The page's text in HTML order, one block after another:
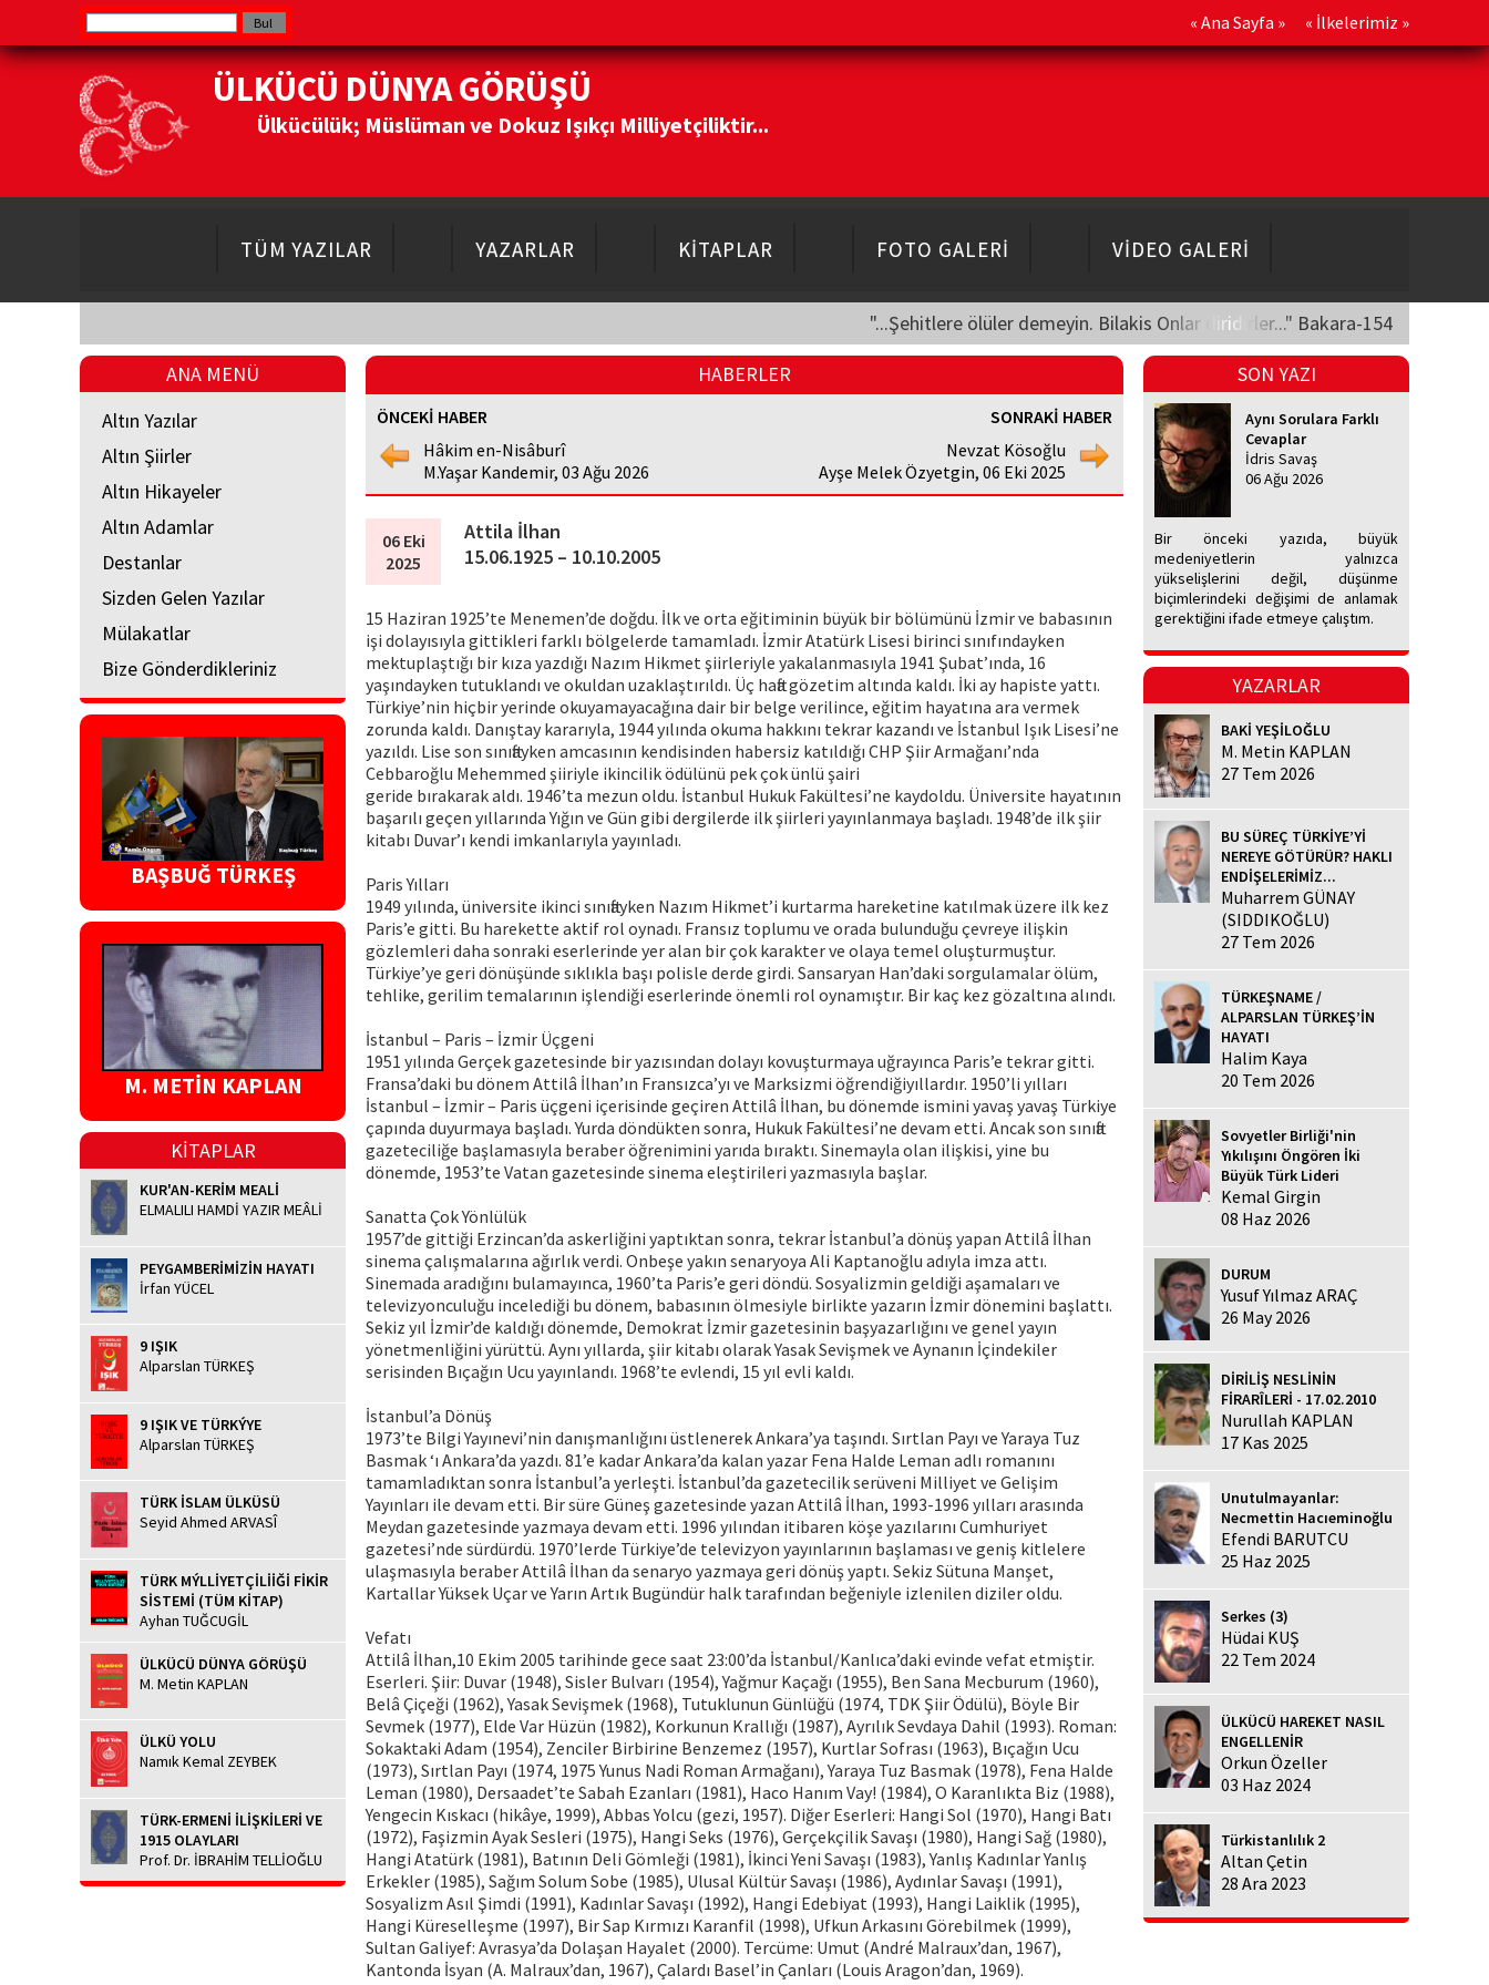
« Ana Sayfa » « İlkelerimiz »
ÜLKÜCÜ DÜNYA GÖRÜŞÜ
Ülkücülük; Müslüman ve Dokuz Işıkçı Milliyetçiliktir...
TÜM YAZILAR YAZARLAR KİTAPLAR FOTO GALERİ VİDEO GALERİ
"...Şehitlere ölüler demeyin. Bilakis Onlar diridirler..." Bakara-154
ANA MENÜ
Altın Yazılar
Altın Şiirler
Altın Hikayeler
Altın Adamlar
Destanlar
Sizden Gelen Yazılar
Mülakatlar
Bize Gönderdikleriniz
BAŞBUĞ TÜRKEŞ
M. METİN KAPLAN
KİTAPLAR
KUR'AN-KERİM MEALİ
ELMALILI HAMDİ YAZIR MEÂLİ
PEYGAMBERİMİZİN HAYATI
İrfan YÜCEL
9 IŞIK
Alparslan TÜRKEŞ
9 IŞIK VE TÜRKÝYE
Alparslan TÜRKEŞ
TÜRK İSLAM ÜLKÜSÜ
Seyid Ahmed ARVASÎ
TÜRK MÝLLİYETÇİLİİĞİ FİKİR
SİSTEMİ (TÜM KİTAP)
Ayhan TUĞCUGİL
ÜLKÜCÜ DÜNYA GÖRÜŞÜ
M. Metin KAPLAN
ÜLKÜ YOLU
Namık Kemal ZEYBEK
TÜRK-ERMENİ İLİŞKİLERİ VE
1915 OLAYLARI
Prof. Dr. İBRAHİM TELLİOĞLU
HABERLER
ÖNCEKİ HABER
Hâkim en-Nisâburî
M.Yaşar Kandemir, 03 Ağu 2026
SONRAKİ HABER
Nevzat Kösoğlu
Ayşe Melek Özyetgin, 06 Eki 2025
06 Eki
2025
Attila İlhan
15.06.1925 – 10.10.2005
15 Haziran 1925’te Menemen’de doğdu. İlk ve orta eğitiminin büyük bir bölümünü İzmir ve babasının
işi dolayısıyla gittikleri farklı bölgelerde tamamladı. İzmir Atatürk Lisesi birinci sınıfındayken
mektuplaştığı bir kıza yazdığı Nazım Hikmet şiirleriyle yakalanmasıyla 1941 Şubat’ında, 16
yaşındayken tutuklandı ve okuldan uzaklaştırıldı. Üç hafta gözetim altında kaldı. İki ay hapiste yattı.
Türkiye’nin hiçbir yerinde okuyamayacağına dair bir belge verilince, eğitim hayatına ara vermek
zorunda kaldı. Danıştay kararıyla, 1944 yılında okuma hakkını tekrar kazandı ve İstanbul Işık Lisesi’ne
yazıldı. Lise son sınıftayken amcasının kendisinden habersiz katıldığı CHP Şiir Armağanı’nda
Cebbaroğlu Mehemmed şiiriyle ikincilik ödülünü pek çok ünlü şairi
geride bırakarak aldı. 1946’ta mezun oldu. İstanbul Hukuk Fakültesi’ne kaydoldu. Üniversite hayatının
başarılı geçen yıllarında Yığın ve Gün gibi dergilerde ilk şiirleri yayınlanmaya başladı. 1948’de ilk şiir
kitabı Duvar’ı kendi imkanlarıyla yayınladı.
Paris Yılları
1949 yılında, üniversite ikinci sınıftayken Nazım Hikmet’i kurtarma hareketine katılmak üzere ilk kez
Paris’e gitti. Bu harekette aktif rol oynadı. Fransız toplumu ve orada bulunduğu çevreye ilişkin
gözlemleri daha sonraki eserlerinde yer alan bir çok karakter ve olaya temel oluşturmuştur.
Türkiye’ye geri dönüşünde sıklıkla başı polisle derde girdi. Sansaryan Han’daki sorgulamalar ölüm,
tehlike, gerilim temalarının işlendiği eserlerinde önemli rol oynamıştır. Bir kaç kez gözaltına alındı.
İstanbul – Paris – İzmir Üçgeni
1951 yılında Gerçek gazetesinde bir yazısından dolayı kovuşturmaya uğrayınca Paris’e tekrar gitti.
Fransa’daki bu dönem Attilâ İlhan’ın Fransızca’yı ve Marksizmi öğrendiğiyıllardır. 1950’li yılları
İstanbul – İzmir – Paris üçgeni içerisinde geçiren Attilâ İlhan, bu dönemde ismini yavaş yavaş Türkiye
çapında duyurmaya başladı. Yurda döndükten sonra, Hukuk Fakültesi’ne devam etti. Ancak son sınıfta
gazeteciliğe başlamasıyla beraber öğrenimini yarıda bıraktı. Sinemayla olan ilişkisi, yine bu
dönemde, 1953’te Vatan gazetesinde sinema eleştirileri yazmasıyla başlar.
Sanatta Çok Yönlülük
1957’de gittiği Erzincan’da askerliğini yaptıktan sonra, tekrar İstanbul’a dönüş yapan Attilâ İlhan
sinema çalışmalarına ağırlık verdi. Onbeşe yakın senaryoya Ali Kaptanoğlu adıyla imza attı.
Sinemada aradığını bulamayınca, 1960’ta Paris’e geri döndü. Sosyalizmin geldiği aşamaları ve
televizyonculuğu incelediği bu dönem, babasının ölmesiyle birlikte yazarın İzmir dönemini başlattı.
Sekiz yıl İzmir’de kaldığı dönemde, Demokrat İzmir gazetesinin başyazarlığını ve genel yayın
yönetmenliğini yürüttü. Aynı yıllarda, şiir kitabı olarak Yasak Sevişmek ve Aynanın İçindekiler
serisinden Bıçağın Ucu yayınlandı. 1968’te evlendi, 15 yıl evli kaldı.
İstanbul’a Dönüş
1973’te Bilgi Yayınevi’nin danışmanlığını üstlenerek Ankara’ya taşındı. Sırtlan Payı ve Yaraya Tuz
Basmak ‘ı Ankara’da yazdı. 81’e kadar Ankara’da kalan yazar Fena Halde Leman adlı romanını
tamamladıktan sonra İstanbul’a yerleşti. İstanbul’da gazetecilik serüveni Milliyet ve Gelişim
Yayınları ile devam etti. Bir süre Güneş gazetesinde yazan Attilâ İlhan, 1993-1996 yılları arasında
Meydan gazetesinde yazmaya devam etti. 1996 yılından itibaren köşe yazılarını Cumhuriyet
gazetesi’nde sürdürdü. 1970’lerde Türkiye’de televizyon yayınlarının başlaması ve geniş kitlelere
ulaşmasıyla beraber Attilâ İlhan da senaryo yazmaya geri dönüş yaptı. Sekiz Sütuna Manşet,
Kartallar Yüksek Uçar ve Yarın Artık Bugündür halk tarafından beğeniyle izlenilen diziler oldu.
Vefatı
Attilâ İlhan,10 Ekim 2005 tarihinde gece saat 23:00’da İstanbul/Kanlıca’daki evinde vefat etmiştir.
Eserleri. Şiir: Duvar (1948), Sisler Bulvarı (1954), Yağmur Kaçağı (1955), Ben Sana Mecburum (1960),
Belâ Çiçeği (1962), Yasak Sevişmek (1968), Tutuklunun Günlüğü (1974, TDK Şiir Ödülü), Böyle Bir
Sevmek (1977), Elde Var Hüzün (1982), Korkunun Krallığı (1987), Ayrılık Sevdaya Dahil (1993). Roman:
Sokaktaki Adam (1954), Zenciler Birbirine Benzemez (1957), Kurtlar Sofrası (1963), Bıçağın Ucu
(1973), Sırtlan Payı (1974, 1975 Yunus Nadi Roman Armağanı), Yaraya Tuz Basmak (1978), Fena Halde
Leman (1980), Dersaadet’te Sabah Ezanları (1981), Haco Hanım Vay! (1984), O Karanlıkta Biz (1988),
Yengecin Kıskacı (hikâye, 1999), Abbas Yolcu (gezi, 1957). Diğer Eserleri: Hangi Sol (1970), Hangi Batı
(1972), Faşizmin Ayak Sesleri (1975), Hangi Seks (1976), Gerçekçilik Savaşı (1980), Hangi Sağ (1980),
Hangi Atatürk (1981), Batının Deli Gömleği (1981), İkinci Yeni Savaşı (1983), Yanlış Kadınlar Yanlış
Erkekler (1985), Sağım Solum Sobe (1985), Ulusal Kültür Savaşı (1986), Aydınlar Savaşı (1991),
Sosyalizm Asıl Şimdi (1991), Kadınlar Savaşı (1992), Hangi Edebiyat (1993), Hangi Laiklik (1995),
Hangi Küreselleşme (1997), Bir Sap Kırmızı Karanfil (1998), Ufkun Arkasını Görebilmek (1999),
Sultan Galiyef: Avrasya’da Dolaşan Hayalet (2000). Tercüme: Umut (André Malraux’dan, 1967),
Kantonda İsyan (A. Malraux’dan, 1967), Çalardı Basel’in Çanları (Louis Aragon’dan, 1969).
SON YAZI
Aynı Sorulara Farklı
Cevaplar
İdris Savaş
06 Ağu 2026
Bir önceki yazıda, büyük
medeniyetlerin yalnızca
yükselişlerini değil, düşünme
biçimlerindeki değişimi de anlamak
gerektiğini ifade etmeye çalıştım.
YAZARLAR
BAKİ YEŞİLOĞLU
M. Metin KAPLAN
27 Tem 2026
BU SÜREÇ TÜRKİYE’Yİ
NEREYE GÖTÜRÜR? HAKLI
ENDİŞELERİMİZ...
Muharrem GÜNAY
(SIDDIKOĞLU)
27 Tem 2026
TÜRKEŞNAME /
ALPARSLAN TÜRKEŞ’İN
HAYATI
Halim Kaya
20 Tem 2026
Sovyetler Birliği'nin
Yıkılışını Öngören İki
Büyük Türk Lideri
Kemal Girgin
08 Haz 2026
DURUM
Yusuf Yılmaz ARAÇ
26 May 2026
DİRİLİŞ NESLİNİN
FİRARÎLERİ - 17.02.2010
Nurullah KAPLAN
17 Kas 2025
Unutulmayanlar:
Necmettin Hacıeminoğlu
Efendi BARUTCU
25 Haz 2025
Serkes (3)
Hüdai KUŞ
22 Tem 2024
ÜLKÜCÜ HAREKET NASIL
ENGELLENİR
Orkun Özeller
03 Haz 2024
Türkistanlılık 2
Altan Çetin
28 Ara 2023